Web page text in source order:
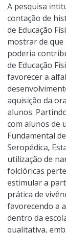
A pesquisa
contação de
de Educação
mostrar de
poderia
de Educação
favorecer a
aquisição da
alunos.
com alunos de
Fundamental
Seropédica,
utilização de
folclóricas
estimular a
prática de
favorecendo a
dentro da
qualitativa,